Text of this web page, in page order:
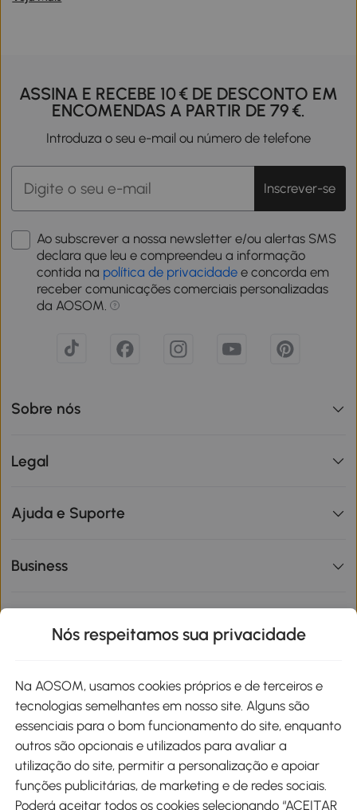
ASSINA E RECEBE 10 € DE DESCONTO EM
ENCOMENDAS A PARTIR DE 79 €.
Introduza o seu e-mail ou número de telefone
Inscrever-se
Ao subscrever a nossa newsletter e/ou alertas SMS
declara que leu e compreendeu a informação
contida na política de privacidade e concorda em
receber comunicações comerciais personalizadas
da AOSOM.
Sobre nós
Legal
Ajuda e Suporte
Business
Métodos de pagamento
Nós respeitamos sua privacidade
Na AOSOM, usamos cookies próprios e de terceiros e
tecnologias semelhantes em nosso site. Alguns são
essenciais para o bom funcionamento do site, enquanto
outros são opcionais e utilizados para avaliar a
utilização do site, permitir a personalização e apoiar
funções publicitárias, de marketing e de redes sociais.
Poderá aceitar todos os cookies selecionando “ACEITAR